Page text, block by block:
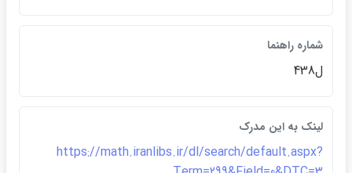
شماره راهنما
ل438
لينک به اين مدرک
https://math.iranlibs.ir/dl/search/default.aspx?